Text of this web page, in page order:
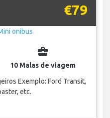
€79
business_center
10 Malas de viagem
Exemplo: Ford Transit,
etc.